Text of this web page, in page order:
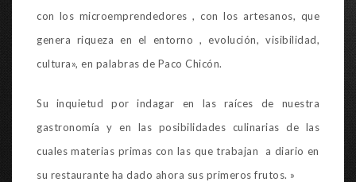
con los microemprendedores , con los artesanos, que
genera riqueza en el entorno , evolución, visibilidad,
cultura», en palabras de Paco Chicón.
Su inquietud por indagar en las raíces de nuestra
gastronomía y en las posibilidades culinarias de las
cuales materias primas con las que trabajan a diario en
su restaurante ha dado ahora sus primeros frutos. »